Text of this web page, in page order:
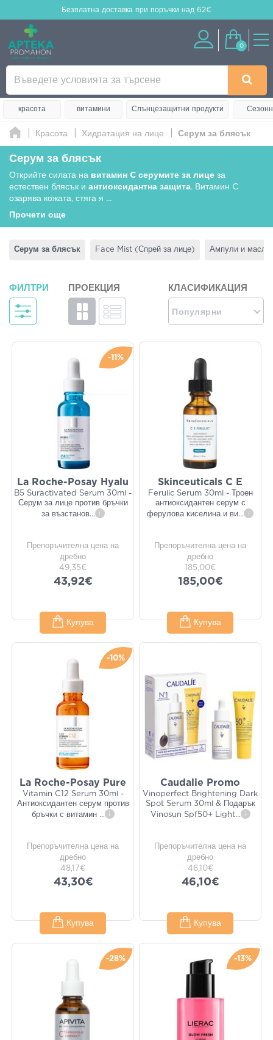
Безплатна доставка при поръчки над 62€
0
красота витамини Слънцезащитни продукти
Красота Хидратация на лице Серум за блясък
Серум за блясък
Открийте силата на витамин C серумите за лице за
естествен блясък и антиоксидантна защита. Витамин C
озарява кожата, стяга я ...
Прочети още
Серум за блясък Face Mist (Спрей за лице) Ампули и масла
ФИЛТРИ ПРОЕКЦИЯ КЛАСИФИКАЦИЯ
Популярни
-11%
La Roche-Posay Hyalu
B5 Suractivated Serum 30ml -
Серум за лице против бръчки
за възстанов... i
Препоръчителна цена на
дребно
49,35€
43,92€
Купува
Skinceuticals C E
Ferulic Serum 30ml - Троен
антиоксидантен серум с
ферулова киселина и ви... i
Препоръчителна цена на
дребно
185,00€
185,00€
Купува
-10%
La Roche-Posay Pure
Vitamin C12 Serum 30ml -
Антиоксидантен серум против
бръчки с витамин ... i
Препоръчителна цена на
дребно
48,17€
43,30€
Купува
Caudalie Promo
Vinoperfect Brightening Dark
Spot Serum 30ml & Подарък
Vinosun Spf50+ Light... i
Препоръчителна цена на
дребно
46,10€
46,10€
Купува
-28% -13%